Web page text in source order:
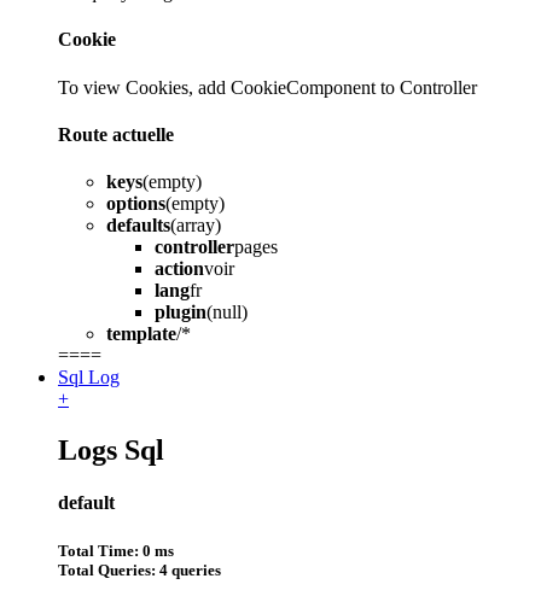
Cookie
To view Cookies, add CookieComponent to Controller
Route actuelle
keys(empty)
options(empty)
defaults(array)
controllerpages
actionvoir
langfr
plugin(null)
template/*
====
Sql Log
+
Logs Sql
default
Total Time: 0 ms
Total Queries: 4 queries